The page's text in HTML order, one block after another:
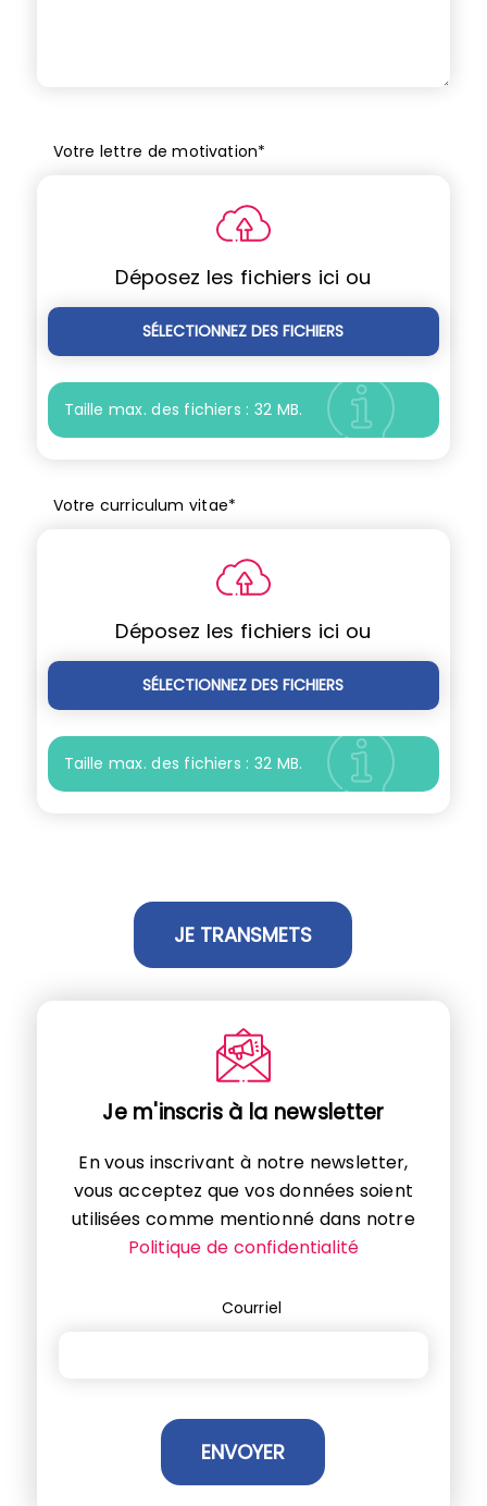
Votre lettre de motivation*
Déposez les fichiers ici ou
SÉLECTIONNEZ DES FICHIERS
Taille max. des fichiers : 32 MB.
Votre curriculum vitae*
Déposez les fichiers ici ou
SÉLECTIONNEZ DES FICHIERS
Taille max. des fichiers : 32 MB.
Je m'inscris à la newsletter
En vous inscrivant à notre newsletter,
vous acceptez que vos données soient
utilisées comme mentionné dans notre
Politique de confidentialité
Courriel